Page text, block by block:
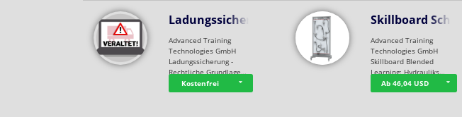
Ladungssicherung
Advanced Training
Technologies GmbH
Ladungssicherung -
Rechtliche Grundlage…
Kostenfrei
Skillboard Schl…
Advanced Training
Technologies GmbH
Skillboard Blended
Learning: Hydrauliks…
Ab 46,04 USD